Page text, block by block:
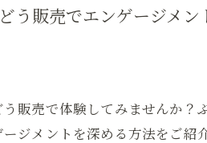
う販売でエンゲージメン
販売で体験してみませんか
ジメントを深める方法をご